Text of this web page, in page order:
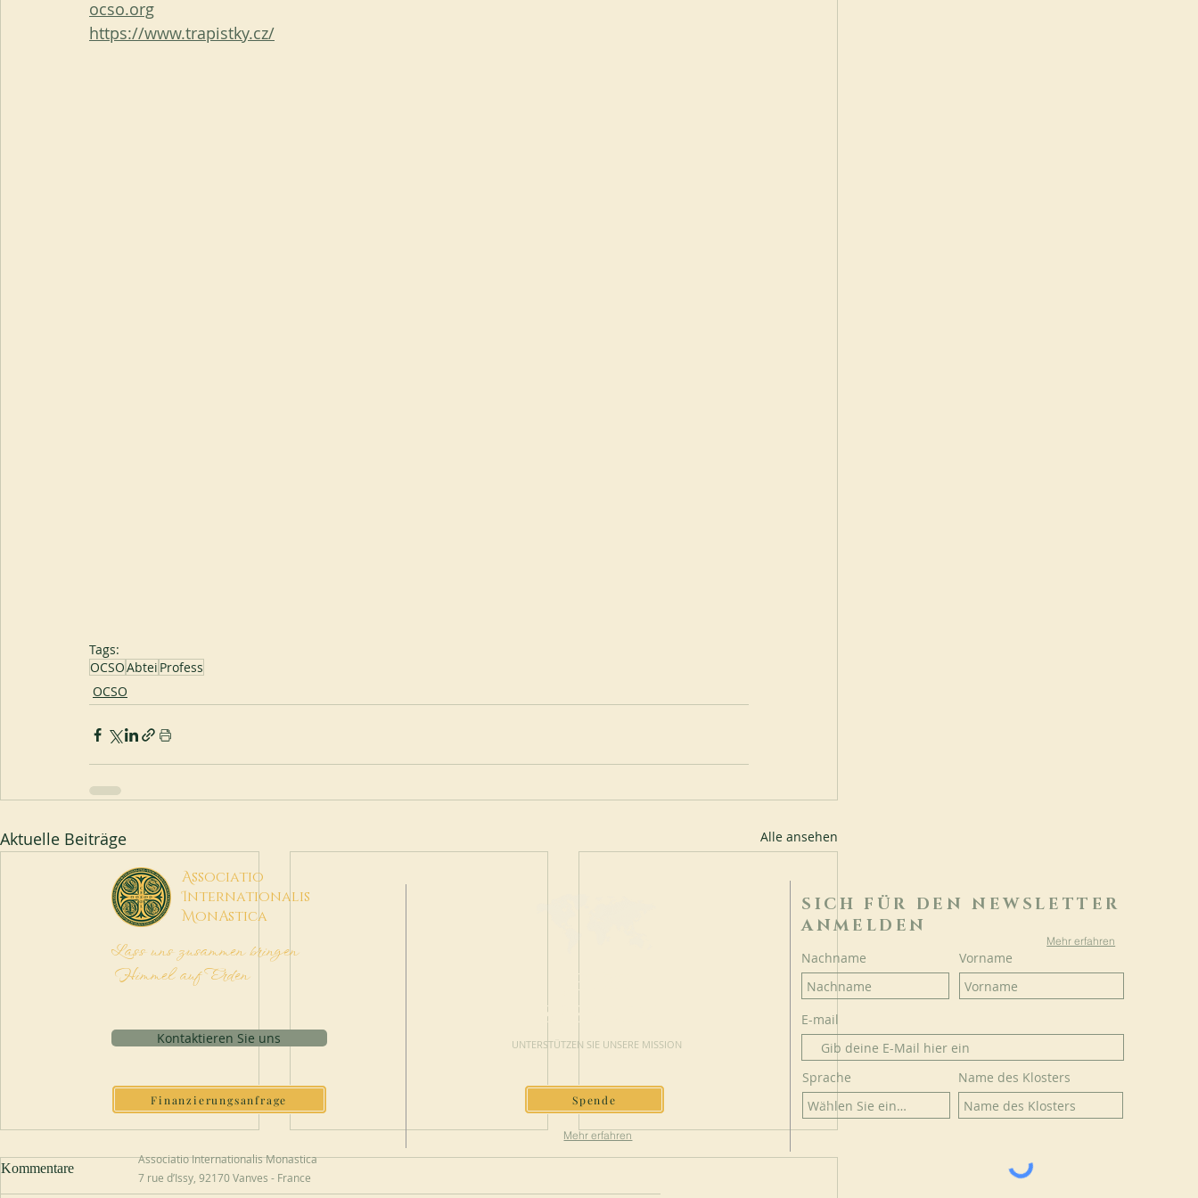
ocso.org
https://www.trapistky.cz/
Tags:
OCSOAbtei Profess
OCSO
Aktuelle Beiträge Alle ansehen
Kommentare
Associatio
Internationalis
MonAstica
Lass uns zusammen bringen
Himmel auf Erden
Kontaktieren Sie uns
Finanzierungsanfrage
Associatio Internationalis Monastica
7 rue d’Issy, 92170 Vanves - France
JETZT
SPENDEN
UNTERSTÜTZEN SIE UNSERE MISSION
Spende
Mehr erfahren
SICH FÜR DEN NEWSLETTER
ANMELDEN
Mehr erfahren
Nachname Vorname
E-mail
Sprache Name des Klosters